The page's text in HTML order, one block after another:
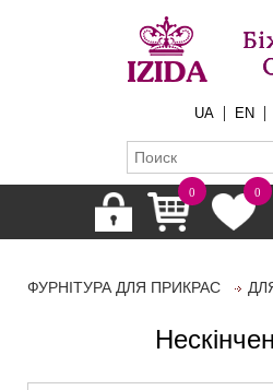
UA | EN |
0
0
ФУРНІТУРА ДЛЯ ПРИКРАС